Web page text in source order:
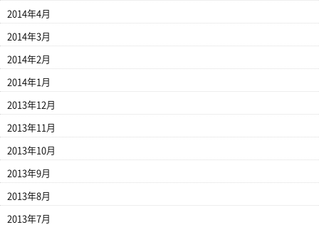
2014年4月
2014年3月
2014年2月
2014年1月
2013年12月
2013年11月
2013年10月
2013年9月
2013年8月
2013年7月